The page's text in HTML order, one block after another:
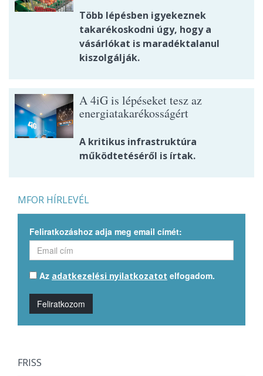
Több lépésben igyekeznek
takarékoskodni úgy, hogy a
vásárlókat is maradéktalanul
kiszolgálják.
A 4iG is lépéseket tesz az
energiatakarékosságért
A kritikus infrastruktúra
működtetéséről is írtak.
MFOR HÍRLEVÉL
Feliratkozáshoz adja meg email címét:
Az adatkezelési nyilatkozatot elfogadom.
Feliratkozom
FRISS